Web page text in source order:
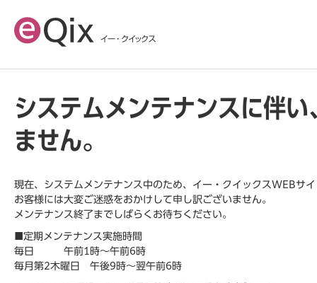
システムメンテナンスに伴
ません。
現在、システムメンテナンス中のため、イー・クイックスWEBサ
お客様には大変ご迷惑をおかけして申し訳ございません。
メンテナンス終了までしばらくお待ちください。
■定期メンテナンス実施時間
毎日 午前1時～午前6時
毎月第2木曜日 午後9時～翌午前6時